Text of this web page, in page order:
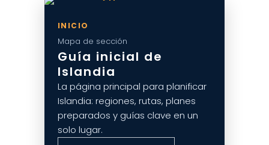
INICIO
Mapa de sección
Guía inicial de
Islandia
La página principal para planificar
Islandia: regiones, rutas, planes
preparados y guías clave en un
solo lugar.